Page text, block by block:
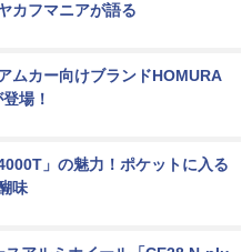
カフマニアが語る
ムカー向けブランドHOMURA
場！
」の魅力！ポケットに入る
味